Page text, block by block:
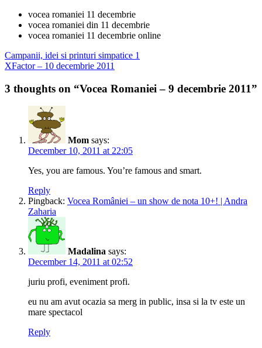
vocea romaniei 11 decembrie
vocea romaniei din 11 decembrie
vocea romaniei 11 decembrie online
Post
navigation
Previous
post:
Campanii, idei si printuri simpatice 1
Next
XFactor – 10 decembrie 2011
3 thoughts on “Vocea Romaniei – 9 decembrie 2011”
Mom says:
December 10, 2011 at 22:05
Yes, you are famous. You’re famous and smart.
Reply
Pingback: Vocea României – un show de nota 10+! | Andra
Zaharia
Madalina says:
December 14, 2011 at 02:52
juriu profi, eveniment profi.
eu nu am avut ocazia sa merg in public, insa si la tv este un
mare spectacol
Reply